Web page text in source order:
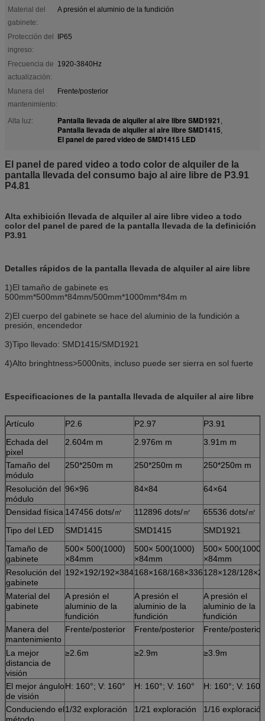
Material del
gabinete:
A presión el aluminio de la fundición
Protección del
ingreso:
IP65
Frecuencia de
actualización:
1920-3840Hz
Manera del
mantenimiento:
Frente/posterior
Alta luz: Pantalla llevada de alquiler al aire libre SMD1921 ,
Pantalla llevada de alquiler al aire libre SMD1415,
El panel de pared video de SMD1415 LED
El panel de pared video a todo color de alquiler de la
pantalla llevada del consumo bajo al aire libre de P3.91
P4.81
Alta exhibición llevada de alquiler al aire libre video a todo
color del panel de pared de la pantalla llevada de la definición
P3.91
Detalles rápidos de la pantalla llevada de alquiler al aire libre
1)El tamaño de gabinete es
500mm*500mm*84mm/500mm*1000mm*84m m
2)El cuerpo del gabinete se hace del aluminio de la fundición a
presión, encendedor
3)Tipo llevado: SMD1415/SMD1921
4)Alto bringhtness>5000nits, incluso puede ser sierra en sol fuerte
Especificaciones de la pantalla llevada de alquiler al aire libre
Artículo P2.6 P2.97
P3.91
Echada del
pixel
2.604m m 2.976m m 3.91m m
Tamaño del
módulo
250*250m m 250*250m m 250*250m m
Resolución del
módulo
96×96 84×84 64×64
Densidad física 147456 dots/㎡ 112896 dots/㎡
65536 dots/㎡
Tipo del LED
SMD1415 SMD1415
SMD1921
Tamaño de
gabinete
500× 500(1000)
×84mm
500× 500(1000)
×84mm
500× 500(1000)
×84mm
Resolución del
gabinete
192×192/192×384168×168/168×336128×128/
Material del
gabinete
A presión el
aluminio de la
fundición
A presión el
aluminio de la
fundición
A presión el
aluminio de la
fundición
Manera del
mantenimiento
Frente/posterior Frente/posterior Frente/posterior
La mejor
distancia de
visión
≥2.6m ≥2.9m ≥3.9m
El mejor ángulo
de visión
H: 160°; V: 160° H: 160°; V: 160° H: 160°; V: 160°
Conduciendo el1/32 exploración 1/21 exploración 1/16